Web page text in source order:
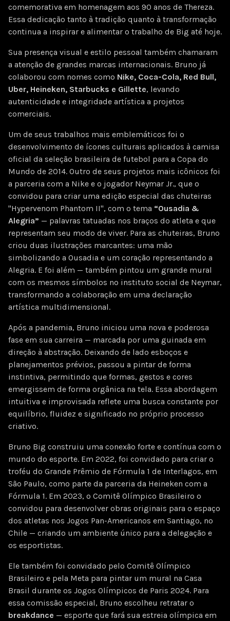
comemorativa em homenagem aos 90 anos de Thereza.
Essa dedicação tanto à tradição quanto à transformação
continua a inspirar e alimentar o trabalho de Big até hoje.
Sua presença visual e estilo pessoal também chamaram
a atenção de grandes marcas internacionais. Bruno já
colaborou com nomes como Nike, Coca-Cola, Red Bull,
Uber, Heineken, Starbucks e Gillette, levando
autenticidade e integridade artística a projetos
comerciais.
Um de seus trabalhos mais emblemáticos foi o
desenvolvimento de ícones culturais aplicados à camisa
oficial da seleção brasileira de futebol para a Copa do
Mundo de 2014. Outro de seus projetos mais icônicos foi
a parceria com a Nike e o jogador Neymar Jr., que o
convidou para criar uma edição especial das chuteiras
"Hypervenom Phantom II", com o tema “Ousadia &
Alegria” — palavras tatuadas nos braços do atleta e que
representam seu modo de viver. Para as chuteiras, Bruno
criou duas ilustrações marcantes: uma mão
simbolizando a Ousadia e um coração representando a
Alegria. E foi além — também pintou um grande mural
com os mesmos símbolos no instituto social de Neymar,
transformando a colaboração em uma declaração
artística multidimensional.
Após a pandemia, Bruno iniciou uma nova e poderosa
fase em sua carreira — marcada por uma guinada em
direção à abstração. Deixando de lado esboços e
planejamentos prévios, passou a pintar de forma
instintiva, permitindo que formas, gestos e cores
emergissem de forma orgânica na tela. Essa abordagem
intuitiva e improvisada reflete uma busca constante por
equilíbrio, fluidez e significado no próprio processo
criativo.
Bruno Big construiu uma conexão forte e contínua com o
mundo do esporte. Em 2022, foi convidado para criar o
troféu do Grande Prêmio de Fórmula 1 de Interlagos, em
São Paulo, como parte da parceria da Heineken com a
Fórmula 1. Em 2023, o Comitê Olímpico Brasileiro o
convidou para desenvolver obras originais para o espaço
dos atletas nos Jogos Pan-Americanos em Santiago, no
Chile — criando um ambiente único para a delegação e
os esportistas.
Ele também foi convidado pelo Comitê Olímpico
Brasileiro e pela Meta para pintar um mural na Casa
Brasil durante os Jogos Olímpicos de Paris 2024. Para
essa comissão especial, Bruno escolheu retratar o
breakdance — esporte que fará sua estreia olímpica em